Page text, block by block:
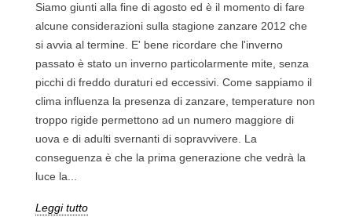
Siamo giunti alla fine di agosto ed è il momento di fare
alcune considerazioni sulla stagione zanzare 2012 che
si avvia al termine. E' bene ricordare che l'inverno
passato è stato un inverno particolarmente mite, senza
picchi di freddo duraturi ed eccessivi. Come sappiamo il
clima influenza la presenza di zanzare, temperature non
troppo rigide permettono ad un numero maggiore di
uova e di adulti svernanti di sopravvivere. La
conseguenza è che la prima generazione che vedrà la
luce la...
Leggi tutto